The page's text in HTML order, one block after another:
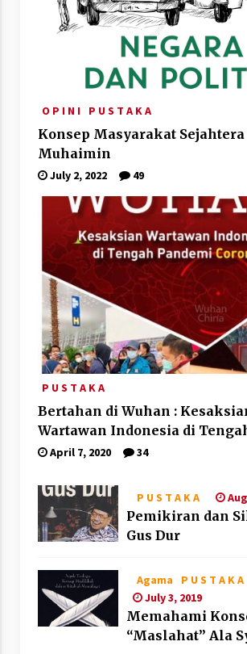
O P I N I P U S T A K A
Konsep Masyarakat Sejahtera
Muhaimin
July 2, 2022 49
P U S T A K A
Bertahan di Wuhan :
Wartawan Indonesia di
Corona
April 7, 2020 34
P U S T A K A
Pemikiran dan
Gus Dur
Agama P U S T A K A
July 3, 2019
Memahami
“Maslahat” Ala